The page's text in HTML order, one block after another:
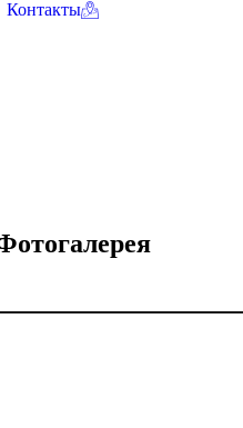
Контакты